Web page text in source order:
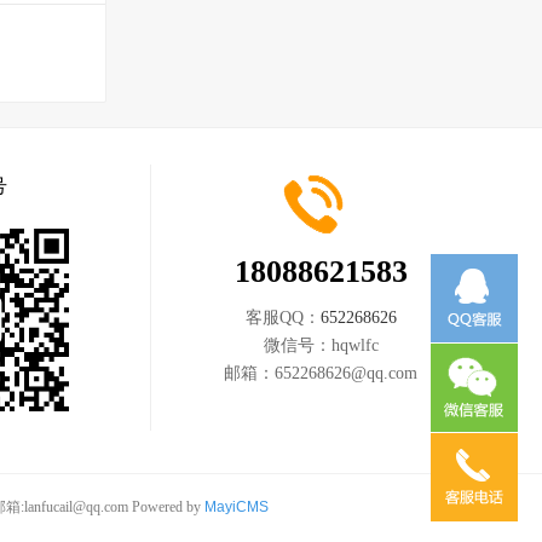
18088621583
客服QQ： 652268626
微信号： hqwlfc
邮箱： 652268626@qq.com
:lanfucail@qq.comPowered by MayiCMS